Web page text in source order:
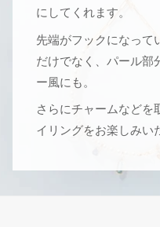
にしてくれます。
先端がフックになって
だけでなく、パール部
ー風にも。
さらにチャームなどを
イリングをお楽しみい